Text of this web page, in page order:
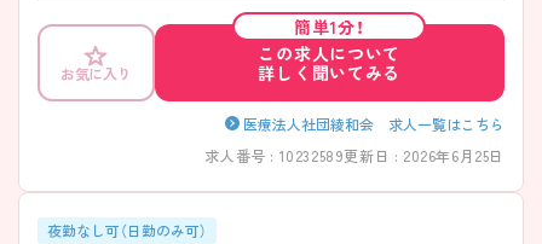
患から専門的治療まで幅広く経験できます。院内リハや退院後の生活支
援にも力を入れており、地域医療にしっかり向き合える環境です。中途
入職者の受け入れ体制も整っており、段階的に業務へ慣れていける安心
感もあります！指定休3日あり／託児所あり／残業少な目／社員食堂あり
／住宅手当ありなど、福利厚生的にも魅力的な求人です♪
――――――――――――――― ■ “無理なく続く”働きやすさ♪
環境です ・「残業少なめ」でオンオフの切り替えがしやすい ・夜勤は「月2
～4回程度」で負担を軽減 ・有給休暇も相談しやすく予定に合わせやすい
――――――――――――――― ■ 専門性×地域医療が学べる！
お気に入り
簡単1分！
この求人について
詳しく聞いてみる
医療法人社団綾和会 求人一覧はこちら
求人番号 : 10232589更新日 : 2026年6月25日
夜勤なし可（日勤のみ可）